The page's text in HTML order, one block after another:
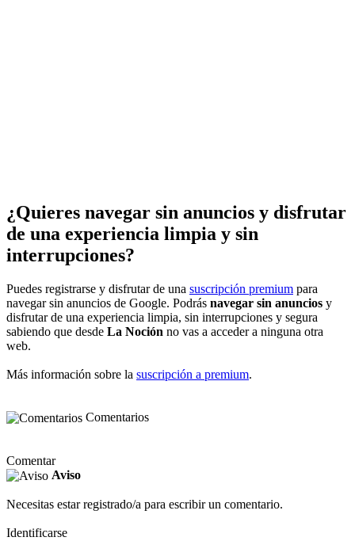
¿Quieres navegar sin anuncios y disfrutar
de una experiencia limpia y sin
interrupciones?
Puedes registrarse y disfrutar de una suscripción premium para
navegar sin anuncios de Google. Podrás navegar sin anuncios y
disfrutar de una experiencia limpia, sin interrupciones y segura
sabiendo que desde La Noción no vas a acceder a ninguna otra
web.
Más información sobre la suscripción a premium.
Comentarios
Comentar
Aviso
Necesitas estar registrado/a para escribir un comentario.
Identificarse